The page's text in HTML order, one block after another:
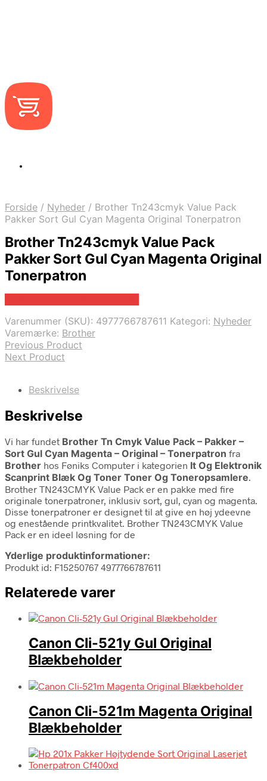
Forside / Nyheder / Brother Tn243cmyk Value Pack
Pakker Sort Gul Cyan Magenta Original Tonerpatron
Brother Tn243cmyk Value Pack
Pakker Sort Gul Cyan Magenta Original
Tonerpatron
Varenummer (SKU): 4977766787611 Kategori: Nyheder
Varemærke: Brother
Previous Product
Next Product
Beskrivelse
Beskrivelse
Vi har fundet Brother Tn Cmyk Value Pack – Pakker –
Sort Gul Cyan Magenta – Original – Tonerpatron fra
Brother hos Føniks Computer i kategorien It Og Elektronik
Scanprint Blæk Og Toner Toner Og Toneropsamlere.
Brother TN243CMYK Value Pack er en pakke med fire
originale tonerpatroner, inklusiv sort, gul, cyan og magenta.
Disse tonerpatroner er designet til at give en høj ydeevne
og enestående printkvalitet. Brother TN243CMYK Value
Pack er en ideel løsning for de
Yderlige produktinformationer:
Produkt id: F15250767 4977766787611
Relaterede varer
Canon Cli-521y Gul Original
Blækbeholder
Canon Cli-521m Magenta Original
Blækbeholder